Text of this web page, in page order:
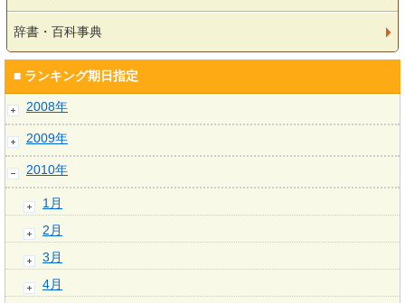
辞書・百科事典
■ ランキング期日指定
2008年
2009年
2010年
1月
2月
3月
4月